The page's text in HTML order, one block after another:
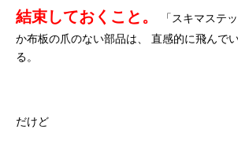
結束しておくこと。
「スキマステ
か布板の爪のない部品は、
直感的に飛んで
る。
だけど